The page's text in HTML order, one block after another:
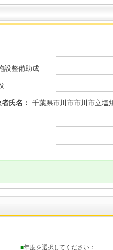
設整備助成
氏名： 千葉県市川市市川市立塩
■年度を選択してください：